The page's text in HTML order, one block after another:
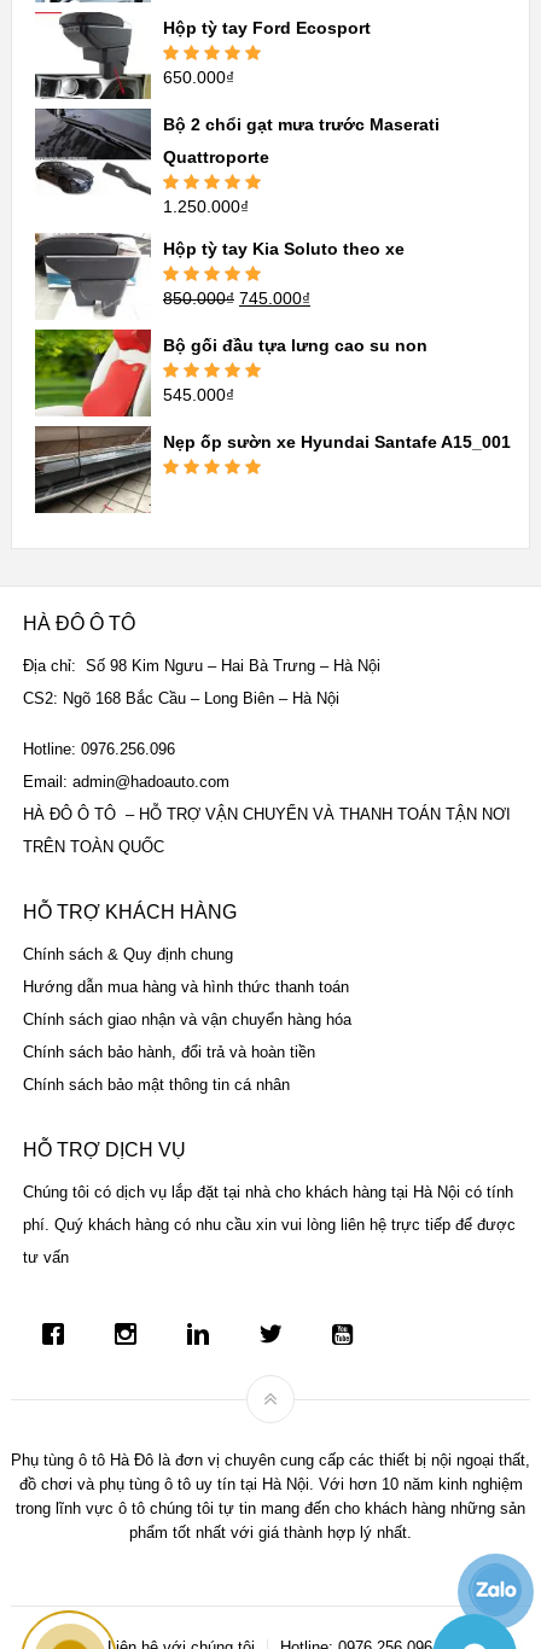
Hộp tỳ tay Ford Ecosport
Được xếp
650.000₫
Bộ 2 chổi gạt mưa trước Maserati
Quattroporte
Được xếp
sao
1.250.000₫
Hộp tỳ tay Kia Soluto theo xe
Được xếp
850.000₫ 745.000₫
Bộ gối đầu tựa lưng cao su non
Được xếp
545.000₫
Nẹp ốp sườn xe Hyundai Santafe A15_001
HÀ ĐÔ Ô TÔ
Địa chỉ: Số 98 Kim Ngưu – Hai Bà Trưng – Hà Nội
CS2: Ngõ 168 Bắc Cầu – Long Biên – Hà Nội
Hotline: 0976.256.096
Email: admin@hadoauto.com
HÀ ĐÔ Ô TÔ – HỖ TRỢ VẬN CHUYỂN VÀ THANH TOÁN TẬN NƠI
TRÊN TOÀN QUỐC
HỖ TRỢ KHÁCH HÀNG
Chính sách & Quy định chung
Hướng dẫn mua hàng và hình thức thanh toán
Chính sách giao nhận và vận chuyển hàng hóa
Chính sách bảo hành, đổi trả và hoàn tiền
Chính sách bảo mật thông tin cá nhân
HỖ TRỢ DỊCH VỤ
Chúng tôi có dịch vụ lắp đặt tại nhà cho khách hàng tại Hà Nội có tính
phí. Quý khách hàng có nhu cầu xin vui lòng liên hệ trực tiếp để được
tư vấn
Phụ tùng ô tô Hà Đô là đơn vị chuyên cung cấp các thiết bị nội ngoại thất,
đồ chơi và phụ tùng ô tô uy tín tại Hà Nội. Với hơn 10 năm kinh nghiệm
trong lĩnh vực ô tô chúng tôi tự tin mang đến cho khách hàng những sản
phẩm tốt nhất với giá thành hợp lý nhất.